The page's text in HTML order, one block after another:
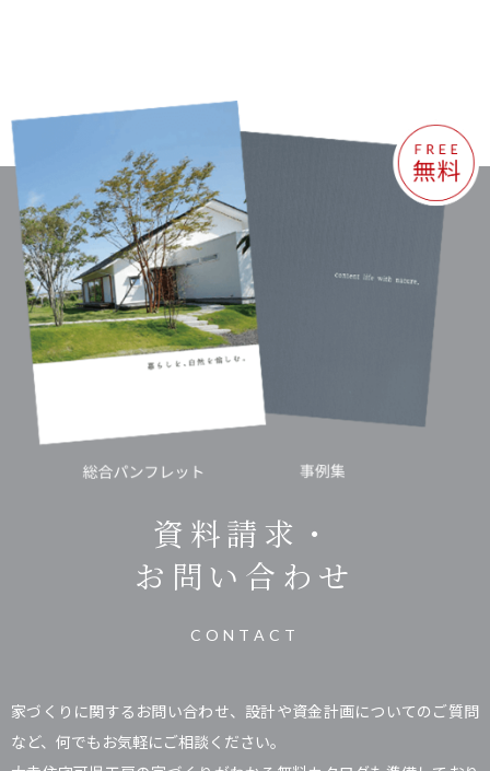
資料請求・
お問い合わせ
CONTACT
家づくりに関するお問い合わせ、設計や資金計画についてのご質問
など、何でもお気軽にご相談ください。